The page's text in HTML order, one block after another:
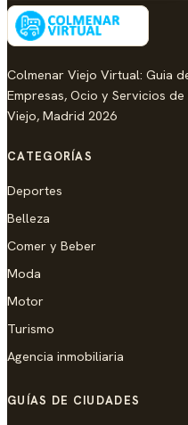
Colmenar Viejo Virtual: Guia
Empresas, Ocio y Servicios
Viejo, Madrid 2026
CATEGORÍAS
Deportes
Belleza
Comer y Beber
Moda
Motor
Turismo
Agencia inmobiliaria
GUÍAS DE CIUDADES